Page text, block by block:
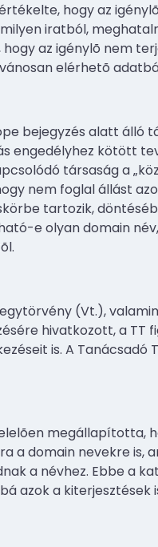
hogy az
iratból,
az igénylõ nem
elérhetõ
bejegyzés alatt
engedélyhez kötött
társaság a
nem foglal állást
tartozik,
e olyan domain
(Vt.),
hivatkozott, a TT
is. A
megállapította,
a domain nevekre
a névhez. Ebbe a
azok a